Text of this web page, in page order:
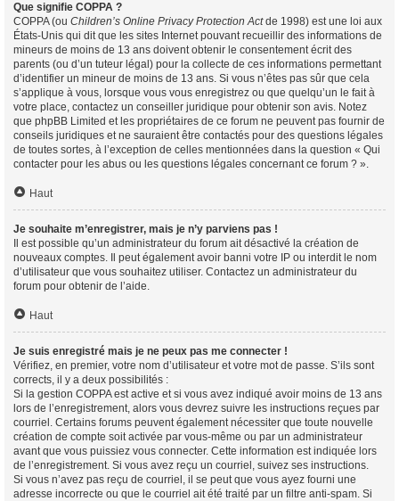
Que signifie COPPA ?
COPPA (ou Children’s Online Privacy Protection Actde 1998) est une loi aux
États-Unis qui dit que les sites Internet pouvant recueillir des informations de
mineurs de moins de 13 ans doivent obtenir le consentement écrit des
parents (ou d’un tuteur légal) pour la collecte de ces informations permettant
d’identifier un mineur de moins de 13 ans. Si vous n’êtes pas sûr que cela
s’applique à vous, lorsque vous vous enregistrez ou que quelqu’un le fait à
votre place, contactez un conseiller juridique pour obtenir son avis. Notez
que phpBB Limited et les propriétaires de ce forum ne peuvent pas fournir de
conseils juridiques et ne sauraient être contactés pour des questions légales
de toutes sortes, à l’exception de celles mentionnées dans la question « Qui
contacter pour les abus ou les questions légales concernant ce forum ? ».
Haut
Je souhaite m’enregistrer, mais je n’y parviens pas !
Il est possible qu’un administrateur du forum ait désactivé la création de
nouveaux comptes. Il peut également avoir banni votre IP ou interdit le nom
d’utilisateur que vous souhaitez utiliser. Contactez un administrateur du
forum pour obtenir de l’aide.
Haut
Je suis enregistré mais je ne peux pas me connecter !
Vérifiez, en premier, votre nom d’utilisateur et votre mot de passe. S’ils sont
corrects, il y a deux possibilités :
Si la gestion COPPA est active et si vous avez indiqué avoir moins de 13 ans
lors de l’enregistrement, alors vous devrez suivre les instructions reçues par
courriel. Certains forums peuvent également nécessiter que toute nouvelle
création de compte soit activée par vous-même ou par un administrateur
avant que vous puissiez vous connecter. Cette information est indiquée lors
de l’enregistrement. Si vous avez reçu un courriel, suivez ses instructions.
Si vous n’avez pas reçu de courriel, il se peut que vous ayez fourni une
adresse incorrecte ou que le courriel ait été traité par un filtre anti-spam. Si